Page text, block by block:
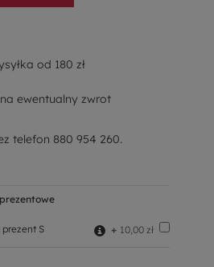
od 180 zł
ewentualny zwrot
telefon 880 954 260.
S + 10,00 zł